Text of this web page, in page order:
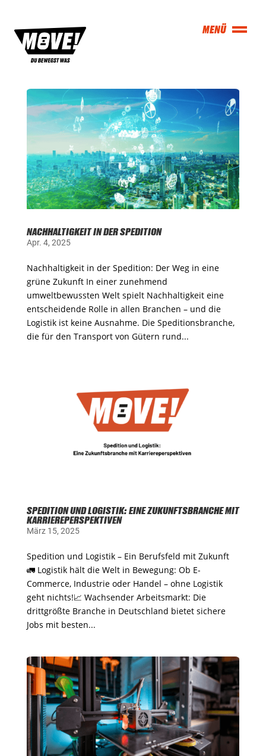
NACHHALTIGKEIT IN DER SPEDITION
Apr. 4, 2025
Nachhaltigkeit in der Spedition: Der Weg in eine
grüne Zukunft In einer zunehmend
umweltbewussten Welt spielt Nachhaltigkeit eine
entscheidende Rolle in allen Branchen – und die
Logistik ist keine Ausnahme. Die Speditionsbranche,
die für den Transport von Gütern rund...
SPEDITION UND LOGISTIK: EINE ZUKUNFTSBRANCHE MIT
KARRIEREPERSPEKTIVEN
März 15, 2025
Spedition und Logistik – Ein Berufsfeld mit Zukunft
🚛 Logistik hält die Welt in Bewegung: Ob E-
Commerce, Industrie oder Handel – ohne Logistik
geht nichts!📈 Wachsender Arbeitsmarkt: Die
drittgrößte Branche in Deutschland bietet sichere
Jobs mit besten...